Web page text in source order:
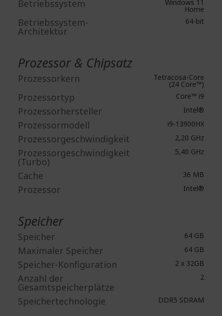
Betriebssystem Windows 11
Home
Betriebssystem-
Architektur
64-bit
Prozessor & Chipsatz
Prozessorkern Tetracosa-Core
(24 Core™)
Prozessortyp Core™ i9
Prozessorhersteller Intel®
Prozessormodell i9-13900HX
Prozessorgeschwindigkeit 2,20 GHz
Prozessorgeschwindigkeit
(Turbo)
5,40 GHz
Cache 36 MB
Prozessor Intel®
Speicher
Speicher 64 GB
Maximaler Speicher 64 GB
Speicher-Konfiguration 2 x 32GB
Anzahl der
Gesamtspeicherplätze
2
Speichertechnologie DDR5 SDRAM